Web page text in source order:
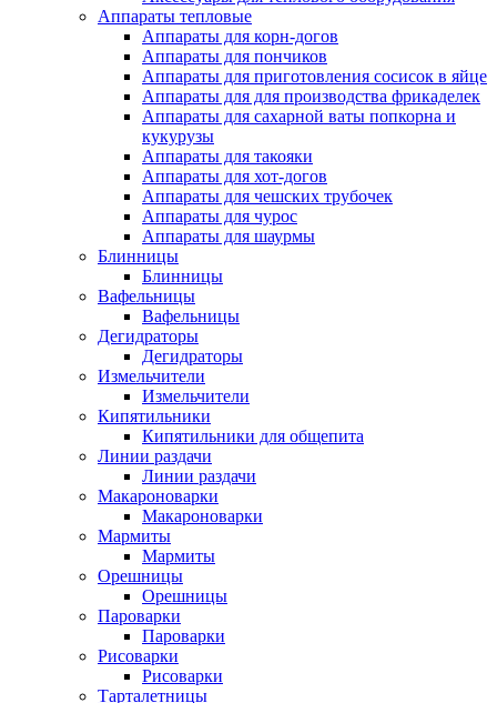
Аппараты тепловые
Аппараты для корн-догов
Аппараты для пончиков
Аппараты для приготовления сосисок в яйце
Аппараты для для производства фрикаделек
Аппараты для сахарной ваты попкорна и
кукурузы
Аппараты для такояки
Аппараты для хот-догов
Аппараты для чешских трубочек
Аппараты для чурос
Аппараты для шаурмы
Блинницы
Блинницы
Вафельницы
Вафельницы
Дегидраторы
Дегидраторы
Измельчители
Измельчители
Кипятильники
Кипятильники для общепита
Линии раздачи
Линии раздачи
Макароноварки
Макароноварки
Мармиты
Мармиты
Орешницы
Орешницы
Пароварки
Пароварки
Рисоварки
Рисоварки
Тарталетницы